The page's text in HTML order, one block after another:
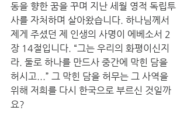
동을 향한 꿈을 꾸며 지난 세월 영적 독립투
사를 자처하며 살아왔습니다. 하나님께서
제게 주셨던 제 인생의 사명이 에베소서 2
장 14절입니다. “그는 우리의 화평이신지
라. 둘로 하나를 만드사 중간에 막힌 담을
허시고...” 그 막힌 담을 허무는 그 사역을
위해 저희를 다시 한국으로 부르신 것일까
요?